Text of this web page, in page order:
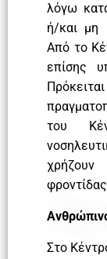
λόγω
ή/και μη
Από το
επίσης
του
Στο